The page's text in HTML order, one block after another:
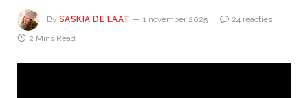
By SASKIA DE LAAT 1 november 2025
24 reacties
2 Mins Read